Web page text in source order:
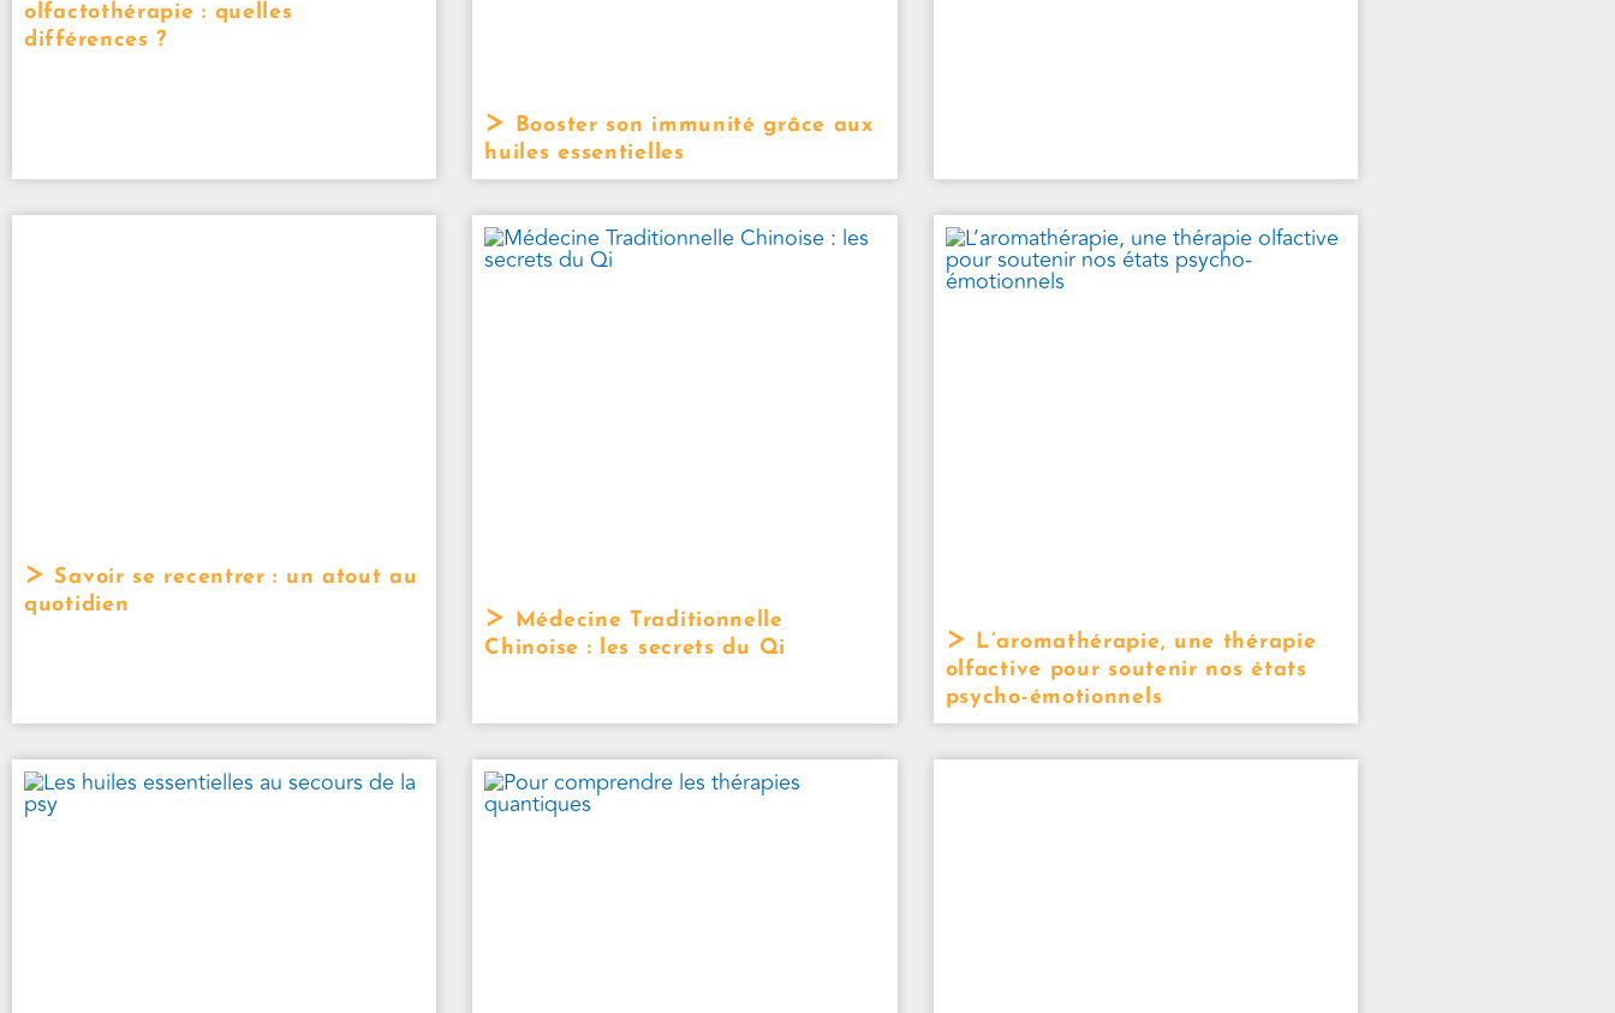
olfactothérapie : quelles
différences ?
Booster son immunité grâce aux
huiles essentielles
Savoir se recentrer : un atout au
quotidien
Médecine Traditionnelle
Chinoise : les secrets du Qi
L’aromathérapie, une thérapie
olfactive pour soutenir nos états
psycho-émotionnels